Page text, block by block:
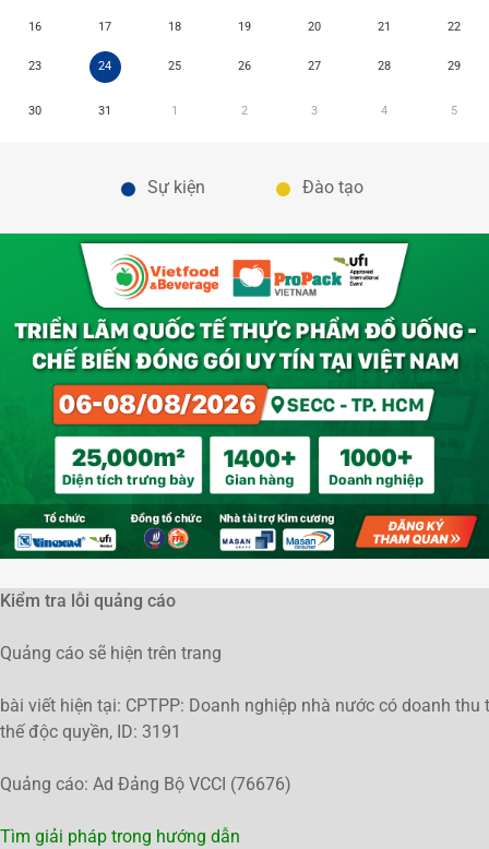
16 17 18 19 20 21 22
23 24 25 26 27 28 29
30 31 1 2 3 4 5
Sự kiện Đào tạo
Kiểm tra lỗi quảng cáo
Quảng cáo sẽ hiện trên trang
bài viết hiện tại: CPTPP: Doanh nghiệp nhà nước có doanh thu
thế độc quyền, ID: 3191
Quảng cáo: Ad Đảng Bộ VCCI (76676)
Tìm giải pháp trong hướng dẫn